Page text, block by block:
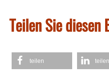
Teilen Sie diesen
teilen teilen